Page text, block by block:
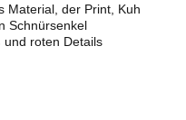
Material, der Print, Kuh
Schnürsenkel
und roten Details